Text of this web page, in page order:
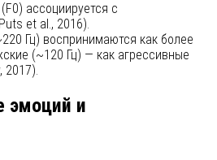
ассоциируется с
et al., 2016).
Гц) воспринимаются как более
(~120 Гц) — как агрессивные
2017).
эмоций и